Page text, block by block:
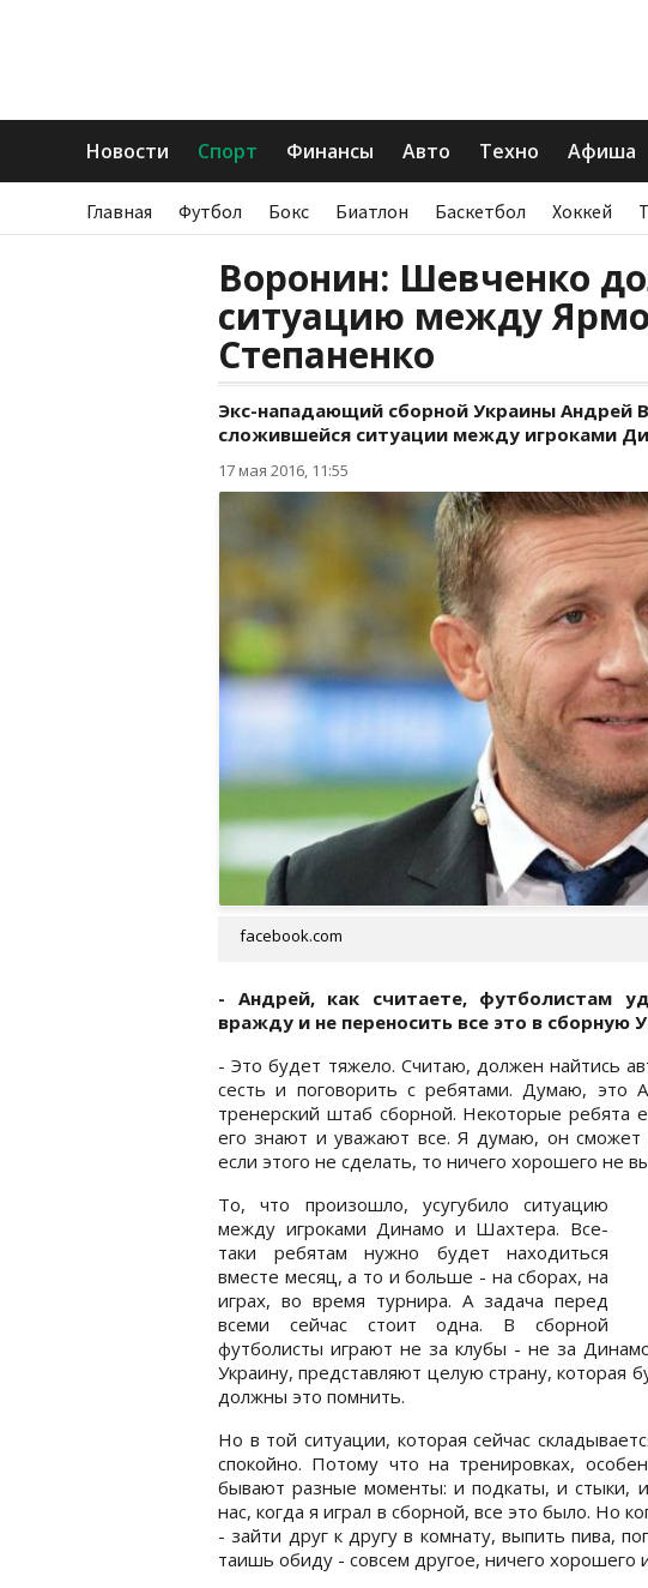
Новости Спорт Финансы Авто Техно Афиша
Главная Футбол Бокс Биатлон Баскетбол Хоккей
Воронин: Шевченко
ситуацию между
Степаненко
Экс-нападающий сборной Украины Андрей
сложившейся ситуации между игроками
17 мая 2016, 11:55
facebook.com
- Андрей, как считаете, футболистам
вражду и не переносить все это в сборную
- Это будет тяжело. Считаю, должен найтись
сесть и поговорить с ребятами. Думаю, это
тренерский штаб сборной. Некоторые ребята
его знают и уважают все. Я думаю, он сможет
если этого не сделать, то ничего хорошего не
То, что произошло, усугубило ситуацию
между игроками Динамо и Шахтера. Все-
таки ребятам нужно будет находиться
вместе месяц, а то и больше - на сборах, на
играх, во время турнира. А задача перед
всеми сейчас стоит одна. В сборной
футболисты играют не за клубы - не за
Украину, представляют целую страну, которая
должны это помнить.
Но в той ситуации, которая сейчас
спокойно. Потому что на тренировках,
бывают разные моменты: и подкаты, и стыки,
нас, когда я играл в сборной, все это было. Но
- зайти друг к другу в комнату, выпить пива,
таишь обиду - совсем другое, ничего хорошего